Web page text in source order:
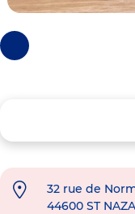
Photos
précédentes
32 rue de
44600 ST